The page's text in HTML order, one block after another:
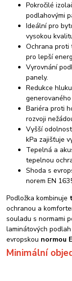
Pokročilé
podlahovými
Ideální pro
vysokou
Ochrana proti
pro lepší
Vyrovnání
panely.
Redukce
Bariéra proti
rozvoji
Vyšší
kPa zajišťuje
Tepelná a
tepelnou
Shoda s
norem EN
Podložka kombinuje
ochranou a
souladu s normami
laminátových
evropskou normou
Minimální